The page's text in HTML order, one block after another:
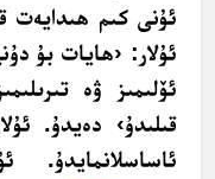
ئۇنى كىم ھىدايەت
ئۇلار: ‹ھايات بۇ
ئۆلىمىز ۋە
قىلىدۇ› دەيدۇ.
ئاساسلانمايدۇ.